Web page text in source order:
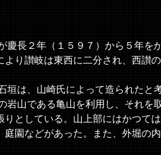
長２年（１５９７）から５年を
より讃岐は東西に二分され、西讃
は、山崎氏によって造られたと
山である亀山を利用し、それを
りとしている。山上部にはかつて
庭園などがあった。また、外堀の